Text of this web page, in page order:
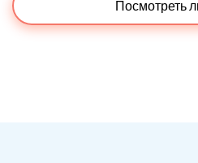
Посмотреть